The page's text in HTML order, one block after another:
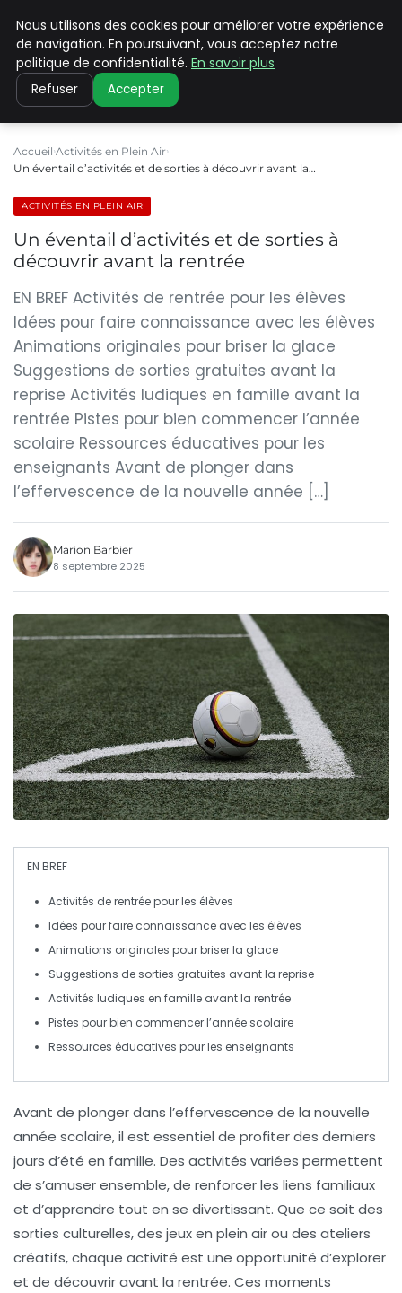
PILAT PATRIMOINES
Accueil Activités en Plein Air
Un éventail d’activités et de sorties à découvrir avant la…
ACTIVITÉS EN PLEIN AIR
Un éventail d’activités et de sorties à
découvrir avant la rentrée
EN BREF Activités de rentrée pour les élèves
Idées pour faire connaissance avec les élèves
Animations originales pour briser la glace
Suggestions de sorties gratuites avant la
reprise Activités ludiques en famille avant la
rentrée Pistes pour bien commencer l’année
scolaire Ressources éducatives pour les
enseignants Avant de plonger dans
l’effervescence de la nouvelle année […]
Marion Barbier
8 septembre 2025
EN BREF
Activités de rentréepour les élèves
Idées pourfaire connaissance avec les élèves
Animations originales pour briser la glace
Suggestions de sorties gratuites avant la reprise
Activités ludiques en famille avant la rentrée
Pistes pour bien commencer l’année scolaire
Ressources éducatives pour les enseignants
Avant de plonger dans l’effervescence de la nouvelle
année scolaire, il est essentiel de profiter des derniers
jours d’été en famille. Des activités variées permettent
de s’amuser ensemble, de renforcer les liens familiaux
et d’apprendre tout en se divertissant. Que ce soit des
sorties culturelles, des jeux en plein airou des ateliers
créatifs, chaque activité est une opportunité d’explorer
et de découvriravant la rentrée. Ces moments
Nous utilisons des cookies pour améliorer votre expérience
de navigation. En poursuivant, vous acceptez notre
politique de confidentialité. En savoir plus
Refuser Accepter